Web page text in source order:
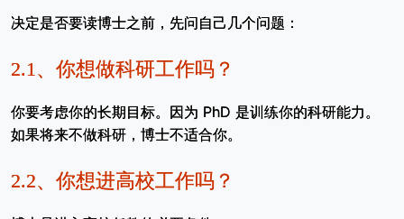
决定是否要读博士之前，先问自己几个问题：
2.1、 你想做科研工作吗？
你要考虑你的长期目标。因为 PhD 是训练你的科研能力。
如果将来不做科研，博士不适合你。
2.2、 你想进高校工作吗？